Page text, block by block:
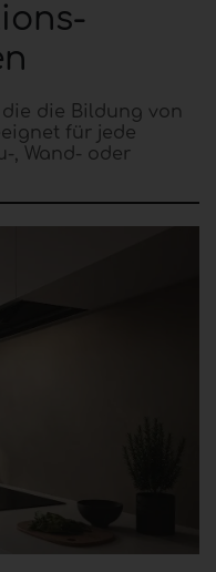
die Bildung von
für jede
, Wand- oder